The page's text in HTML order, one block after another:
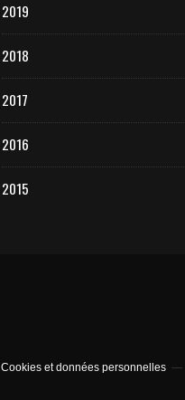
2019
2018
2017
2016
2015
Cookies et données personnelles